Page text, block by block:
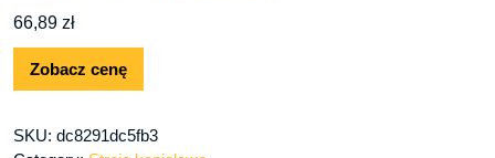
66,89 zł
Zobacz cenę
SKU: dc8291dc5fb3